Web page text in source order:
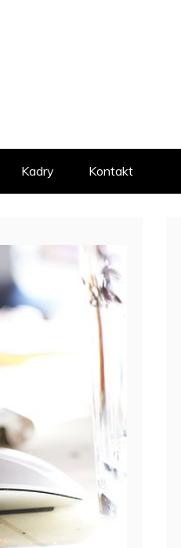
Kadry Kontakt